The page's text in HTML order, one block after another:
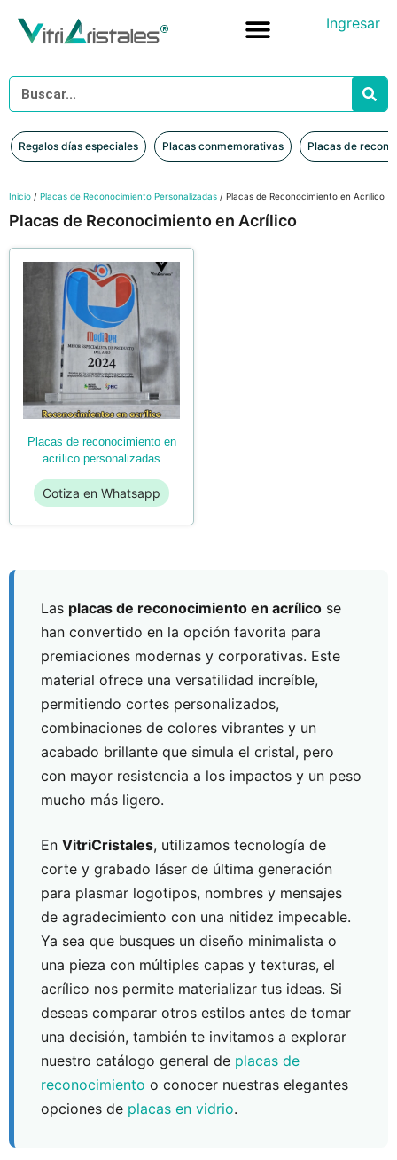
Ingresar
Regalos días especiales Placas conmemorativas Placas de
Inicio / Placas de Reconocimiento Personalizadas / Placas de Reconocimiento en Acrílico
Placas de Reconocimiento en Acrílico
placas de reconocimiento en
acrílico personalizadas
Cotiza en Whatsapp
Las placas de reconocimiento en acrílico se
han convertido en la opción favorita para
premiaciones modernas y corporativas. Este
material ofrece una versatilidad increíble,
permitiendo cortes personalizados,
combinaciones de colores vibrantes y un
acabado brillante que simula el cristal, pero
con mayor resistencia a los impactos y un peso
mucho más ligero.
En VitriCristales, utilizamos tecnología de
corte y grabado láser de última generación
para plasmar logotipos, nombres y mensajes
de agradecimiento con una nitidez impecable.
Ya sea que busques un diseño minimalista o
una pieza con múltiples capas y texturas, el
acrílico nos permite materializar tus ideas. Si
deseas comparar otros estilos antes de tomar
una decisión, también te invitamos a explorar
nuestro catálogo general de placas de
reconocimiento o conocer nuestras elegantes
opciones de placas en vidrio.